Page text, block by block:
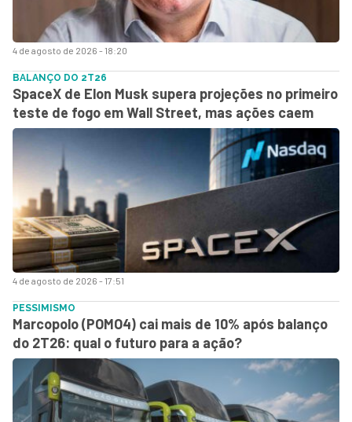
4 de agosto de 2026 - 18:20
4 de agosto de 2026 - 17:51
BALANÇO DO 2T26
SpaceX de Elon Musk supera projeções no primeiro
teste de fogo em Wall Street, mas ações caem
PESSIMISMO
Marcopolo (POMO4) cai mais de 10% após balanço
do 2T26: qual o futuro para a ação?